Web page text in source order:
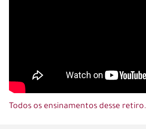
Todos os ensinamentos desse retiro.